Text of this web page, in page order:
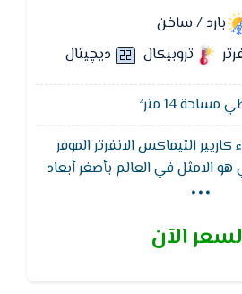
بارد / ساخن
تروبيكال ديچيتال
14 متر²
التيماكس الانفرتر الموفر
الامثل في العالم بأصغر أبعاد
وتكنولوجيا هائلة
...
الآن